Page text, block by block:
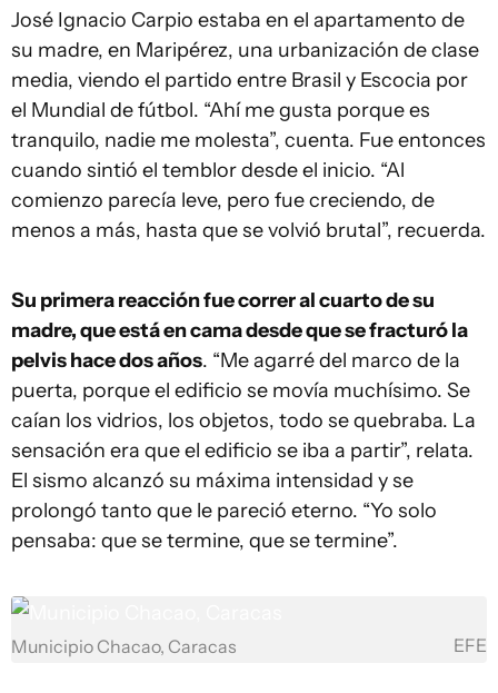
José Ignacio Carpio estaba en el apartamento de
su madre, en Maripérez, una urbanización de clase
media, viendo el partido entre Brasil y Escocia por
el Mundial de fútbol. “Ahí me gusta porque es
tranquilo, nadie me molesta”, cuenta. Fue entonces
cuando sintió el temblor desde el inicio. “Al
comienzo parecía leve, pero fue creciendo, de
menos a más, hasta que se volvió brutal”, recuerda.
Su primera reacción fue correr al cuarto de su
madre, que está en cama desde que se fracturó la
pelvis hace dos años. “Me agarré del marco de la
puerta, porque el edificio se movía muchísimo. Se
caían los vidrios, los objetos, todo se quebraba. La
sensación era que el edificio se iba a partir”, relata.
El sismo alcanzó su máxima intensidad y se
prolongó tanto que le pareció eterno. “Yo solo
pensaba: que se termine, que se termine”.
Municipio Chacao, Caracas EFE